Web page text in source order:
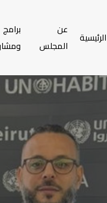
الرئيسية
عن
المجلس
برامج